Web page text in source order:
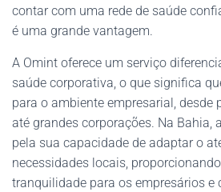
contar com uma rede de saúde
é uma grande vantagem.
A Omint oferece um serviço
saúde corporativa, o que significa
para o ambiente empresarial, desde
até grandes corporações. Na Bahia,
pela sua capacidade de adaptar o
necessidades locais,
tranquilidade para os empresários e